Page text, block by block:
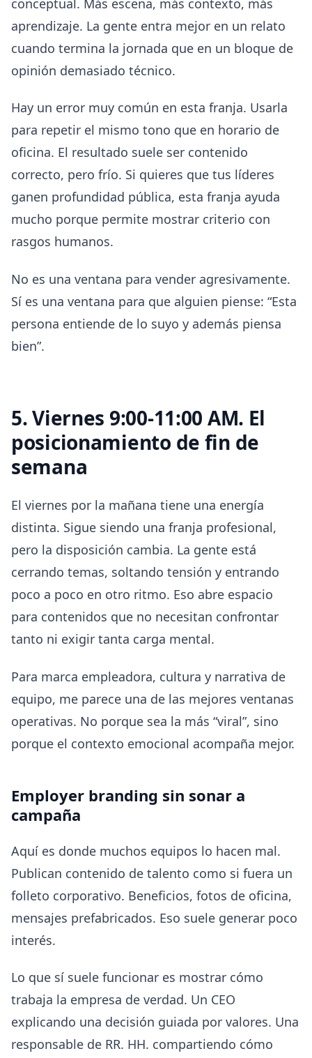
aprendizaje. La gente entra mejor en un relato
cuando termina la jornada que en un bloque de
opinión demasiado técnico.
Hay un error muy común en esta franja. Usarla
para repetir el mismo tono que en horario de
oficina. El resultado suele ser contenido
correcto, pero frío. Si quieres que tus líderes
ganen profundidad pública, esta franja ayuda
mucho porque permite mostrar criterio con
rasgos humanos.
No es una ventana para vender agresivamente.
Sí es una ventana para que alguien piense: “Esta
persona entiende de lo suyo y además piensa
bien”.
5. Viernes 9:00-11:00 AM. El
posicionamiento de fin de
semana
El viernes por la mañana tiene una energía
distinta. Sigue siendo una franja profesional,
pero la disposición cambia. La gente está
cerrando temas, soltando tensión y entrando
poco a poco en otro ritmo. Eso abre espacio
para contenidos que no necesitan confrontar
tanto ni exigir tanta carga mental.
Para marca empleadora, cultura y narrativa de
equipo, me parece una de las mejores ventanas
operativas. No porque sea la más “viral”, sino
porque el contexto emocional acompaña mejor.
Employer branding sin sonar a
campaña
Aquí es donde muchos equipos lo hacen mal.
Publican contenido de talento como si fuera un
folleto corporativo. Beneficios, fotos de oficina,
mensajes prefabricados. Eso suele generar poco
interés.
Lo que sí suele funcionar es mostrar cómo
trabaja la empresa de verdad. Un CEO
explicando una decisión guiada por valores. Una
responsable de RR. HH. compartiendo cómo